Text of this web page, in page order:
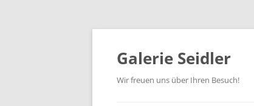
Zum
springen
Galerie Seidler
Wir freuen uns über Ihren Besuch!